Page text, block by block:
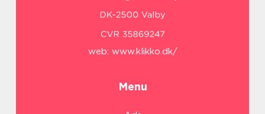
web: www.klikko.dk/
Menu